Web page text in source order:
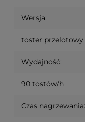
Wersja:
toster przelotowy
Wydajność:
90 tostów/h
Czas nagrzewania: